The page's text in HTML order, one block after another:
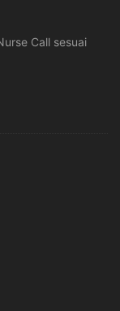
Call sesuai